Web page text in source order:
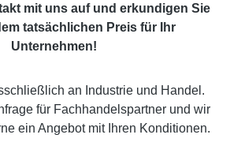
mit uns auf und erkundigen Sie
tatsächlichen Preis für Ihr
Unternehmen!
an Industrie und Handel.
für Fachhandelspartner und wir
ein Angebot mit Ihren Konditionen.